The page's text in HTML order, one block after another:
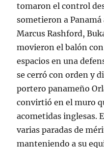
tomaron el control
sometieron a
Marcus Rashford,
movieron el balón
espacios en una
se cerró con orden y
portero panameño
convirtió en el muro
acometidas inglesas.
varias paradas de
manteniendo a su